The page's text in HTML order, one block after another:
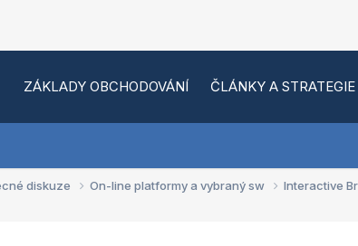
ZÁKLADY OBCHODOVÁNÍ ČLÁNKY A STRATEGIE
diskuze On-line platformy a vybraný sw Interactive